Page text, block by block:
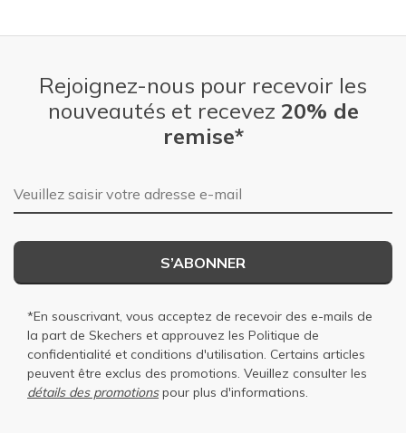
Rejoignez-nous pour recevoir les
nouveautés et recevez 20% de
remise*
Adresse e-mail
S’ABONNER
*En souscrivant, vous acceptez de recevoir des e-mails de
la part de Skechers et approuvez les Politique de
confidentialité et conditions d'utilisation. Certains articles
peuvent être exclus des promotions. Veuillez consulter les
détails des promotionspour plus d'informations.